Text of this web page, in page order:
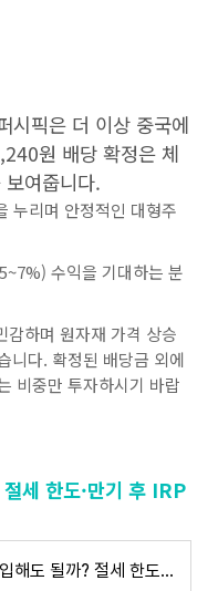
시픽은 더 이상 중국에
원 배당 확정은 체
여줍니다.
누리며 안정적인 대형주
수익을 기대하는 분
감하며 원자재 가격 상승
니다. 확정된 배당금 외에
비중만 투자하시기 바랍
세 한도·만기 후 IRP
2026 ISA 아직 가입해도 될까? 절세 한도·만기 후 IRP 이전 전략 완전 정리